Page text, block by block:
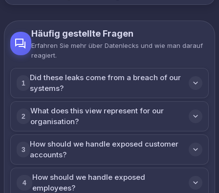
Häufig gestellte Fragen
Erfahren Sie mehr über Datenlecks und wie man darauf
reagiert.
1
Did these leaks come from a breach of our
systems?
2
What does this view represent for our
organisation?
3
How should we handle exposed customer
accounts?
4
How should we handle exposed
employees?